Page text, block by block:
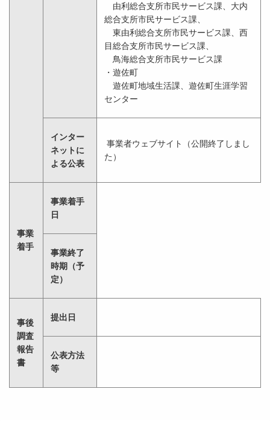
由利総合支所市民サービス課、大内
総合支所市民サービス課、
東由利総合支所市民サービス課、西
目総合支所市民サービス課、
鳥海総合支所市民サービス課
・遊佐町
遊佐町地域生活課、遊佐町生涯学習
センター
インター
ネットに
よる公表
事業者ウェブサイト（公開終了しまし
た）
事業
着手
事業着手
日
事業終了
時期（予
定）
事後
調査
報告
書
提出日
公表方法
等